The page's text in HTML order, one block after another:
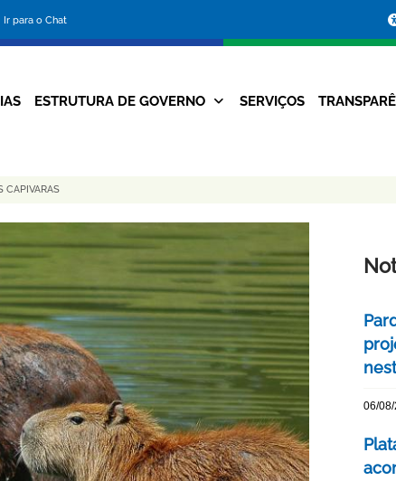
Ir para o Chat
da
Prefeitura
Navegação
ESTRUTURA DE GOVERNO SERVIÇOS
CAPIVARAS
06/